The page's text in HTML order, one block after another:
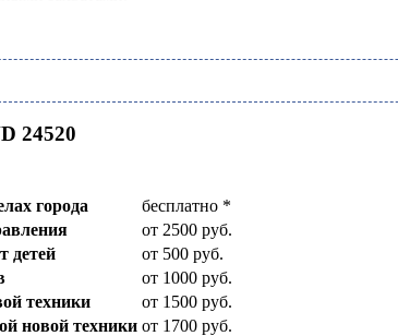
24520
города
бесплатно *
от 2500 руб.
детей
от 500 руб.
от 1000 руб.
техники
от 1500 руб.
новой техники от 1700 руб.